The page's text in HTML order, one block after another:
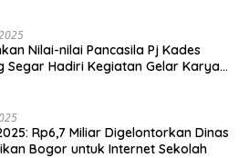
Nilai-nilai Pancasila Pj Kades
Segar Hadiri Kegiatan Gelar Karya
Rp6,7 Miliar Digelontorkan Dinas
Bogor untuk Internet Sekolah